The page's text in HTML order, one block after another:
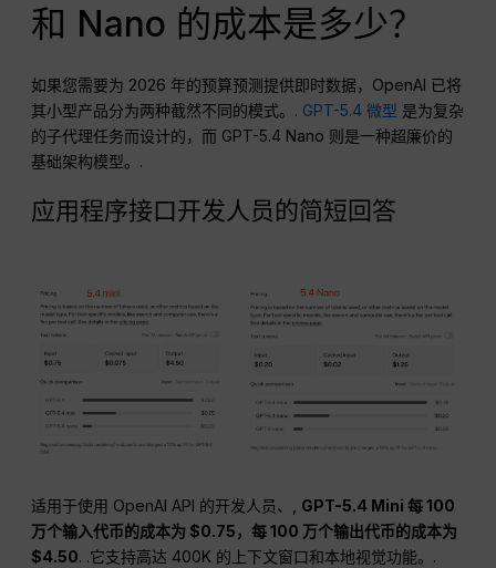
和 Nano 的成本是多少？
如果您需要为 2026 年的预算预测提供即时数据，OpenAI 已将
其小型产品分为两种截然不同的模式。. GPT-5.4 微型 是为复杂
的子代理任务而设计的，而 GPT-5.4 Nano 则是一种超廉价的
基础架构模型。.
应用程序接口开发人员的简短回答
适用于使用 OpenAI API 的开发人员、, GPT-5.4 Mini 每 100
万个输入代币的成本为 $0.75，每 100 万个输出代币的成本为
$4.50. .它支持高达 400K 的上下文窗口和本地视觉功能。.